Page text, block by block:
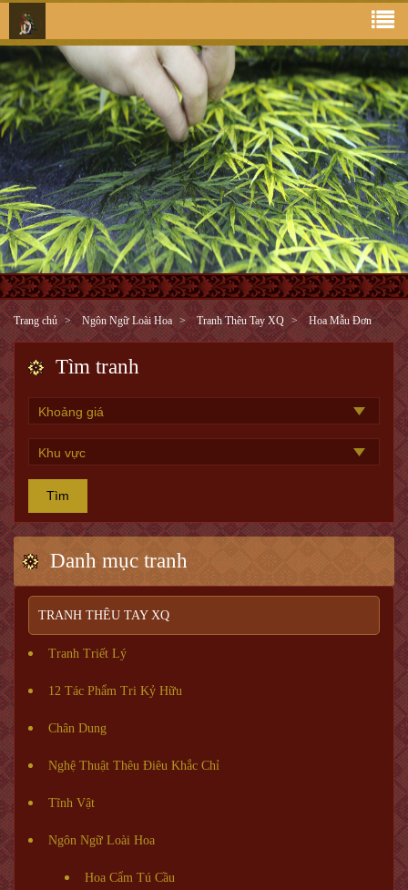
Trang chủ Ngôn Ngữ Loài Hoa Tranh Thêu Tay XQ Hoa Mẫu Đơn
Tìm tranh
Tìm
Danh mục tranh
TRANH THÊU TAY XQ
Tranh Triết Lý
12 Tác Phẩm Tri Kỷ Hữu
Chân Dung
Nghệ Thuật Thêu Điêu Khắc Chỉ
Tĩnh Vật
Ngôn Ngữ Loài Hoa
Hoa Cẩm Tú Cầu